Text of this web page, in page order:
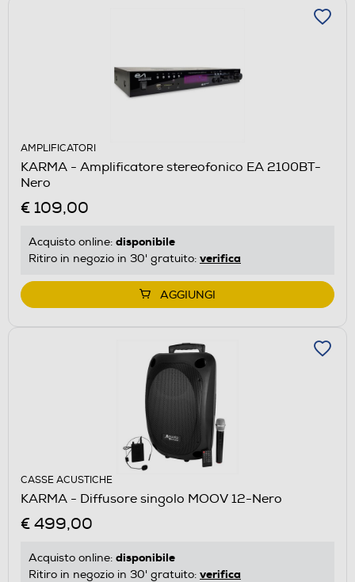
AMPLIFICATORI
KARMA - Amplificatore stereofonico EA 2100BT-
Nero
€ 109,00
Acquisto online: disponibile
Ritiro in negozio in 30' gratuito: verifica
AGGIUNGI
CASSE ACUSTICHE
KARMA - Diffusore singolo MOOV 12-Nero
€ 499,00
Acquisto online: disponibile
Ritiro in negozio in 30' gratuito: verifica